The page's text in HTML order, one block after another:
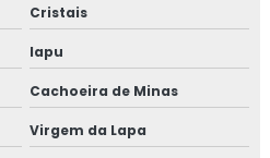
Cristais
Iapu
Cachoeira de Minas
Virgem da Lapa